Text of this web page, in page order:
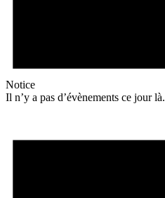
Notice
Il n’y a pas d’évènements ce jour là.